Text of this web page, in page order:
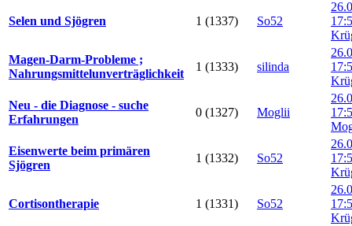
Selen und Sjögren 1 (1337) So52
Magen-Darm-Probleme ;
Nahrungsmittelunverträglichkeit
1 (1333) silinda
Neu - die Diagnose - suche
Erfahrungen
0 (1327) Moglii
Eisenwerte beim primären
Sjögren
1 (1332) So52
Cortisontherapie 1 (1331) So52